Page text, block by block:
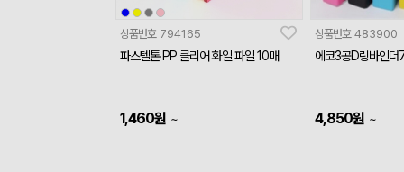
상품번호 794165
파스텔톤 PP 클리어 화일 파일 10매
1,460원 ~
상품번호 483900
에코3공D링바인더
4,850원 ~